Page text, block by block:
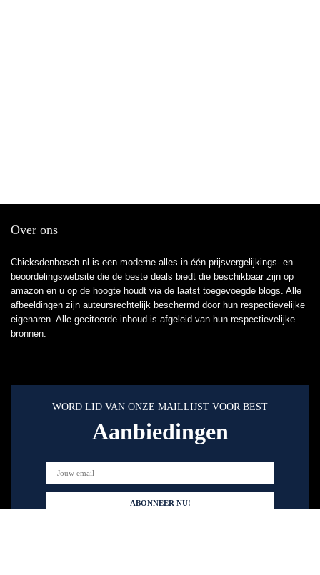
Over ons
Chicksdenbosch.nl is een moderne alles-in-één prijsvergelijkings- en
beoordelingswebsite die de beste deals biedt die beschikbaar zijn op
amazon en u op de hoogte houdt via de laatst toegevoegde blogs. Alle
afbeeldingen zijn auteursrechtelijk beschermd door hun respectievelijke
eigenaren. Alle geciteerde inhoud is afgeleid van hun respectievelijke
bronnen.
WORD LID VAN ONZE MAILLIJST VOOR BEST
Aanbiedingen